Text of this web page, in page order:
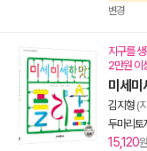
변경
지구를
2만원 이
미세미
김지형 (
두마리토
15,120